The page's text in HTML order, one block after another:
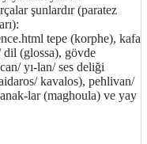
şunlardır (paratez
tepe (korphe), kafa
(glossa), gövde
yı-lan/ ses deliği
kavalos), pehlivan/
lar (maghoula) ve yay